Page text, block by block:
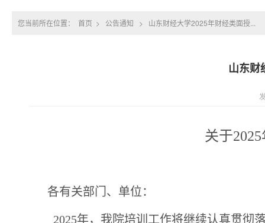
您当前所在位置： 首页 > 公告通知 > 山东财经大学2025年财经类面授...
山东财
关于
各有关部门、单位：
2025年，我院培训工作将继续认真贯彻